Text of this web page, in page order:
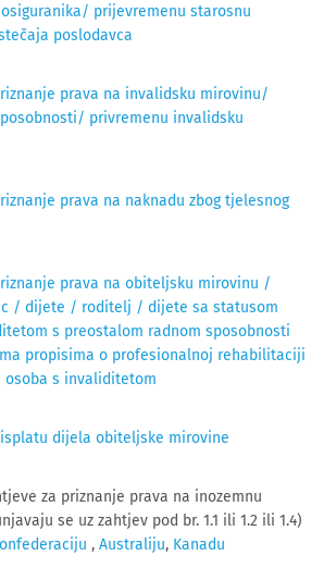
prijevremenu starosnu
poslodavca
prava na invalidsku mirovinu/
privremenu invalidsku
prava na naknadu zbog tjelesnog
prava na obiteljsku mirovinu /
/ dijete / roditelj / dijete sa statusom
s preostalom radnom sposobnosti
propisima o profesionalnoj rehabilitaciji
osoba s invaliditetom
dijela obiteljske mirovine
za priznanje prava na inozemnu
se uz zahtjev pod br. 1.1 ili 1.2 ili 1.4)
, Australiju, Kanadu